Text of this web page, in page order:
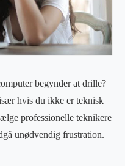
begynder at drille?
hvis du ikke er teknisk
professionelle teknikere
unødvendig frustration.